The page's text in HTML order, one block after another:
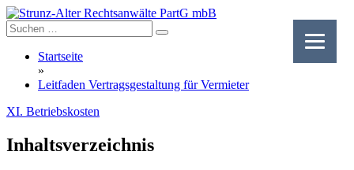
Skip
to
content
Startseite
»
Leitfaden Vertragsgestaltung für Vermieter
XI. Betriebskosten
Inhaltsverzeichnis